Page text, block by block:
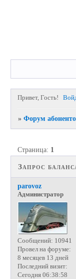
Привет, Гость!
»Форум
Запрос
Страница: 1
parovoz
Администратор
Сообщений: 10941
Провел на форуме:
8 месяцев 13 дней
Последний визит:
Сегодня 06:38:58